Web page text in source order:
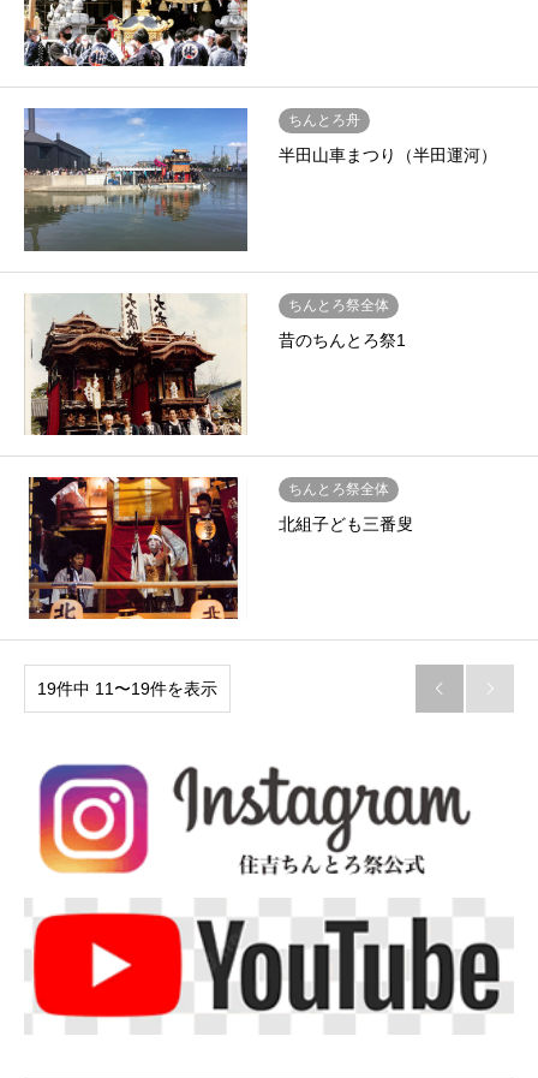
ちんとろ舟
半田山車まつり（半田運河）
ちんとろ祭全体
昔のちんとろ祭1
ちんとろ祭全体
北組子ども三番叟
19件中 11〜19件を表示  